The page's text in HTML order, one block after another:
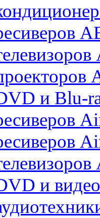
и Blu-
и